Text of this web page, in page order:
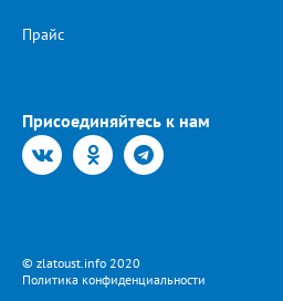
Прайс
Присоединяйтесь к нам
© zlatoust.info 2020
Политика конфиденциальности